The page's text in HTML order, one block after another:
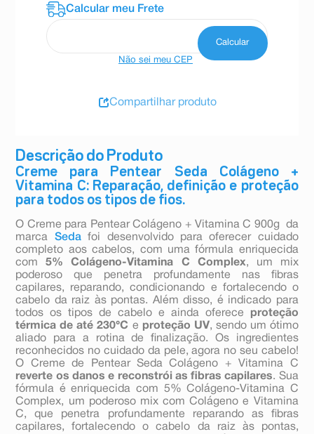
Descrição do Produto
Creme para Pentear Seda Colágeno +
Vitamina C: Reparação, definição e proteção
para todos os tipos de fios.
O Creme para Pentear Colágeno + Vitamina C 900g da
marca Sedafoi desenvolvido para oferecer cuidado
completo aos cabelos, com uma fórmula enriquecida
com5% Colágeno-Vitamina C Complex, um mix
poderoso que penetra profundamente nas fibras
capilares, reparando, condicionando e fortalecendo o
cabelo da raiz às pontas. Além disso, é indicado para
todos os tipos de cabelo e ainda oferece proteção
térmica de até 230°C e proteção UV, sendo um ótimo
aliado para a rotina de finalização. Os ingredientes
reconhecidos no cuidado da pele, agora no seu cabelo!
O Creme de Pentear Seda Colágeno + Vitamina C
reverte os danos e reconstrói as fibras capilares. Sua
fórmula é enriquecida com 5% Colágeno-Vitamina C
Complex, um poderoso mix com Colágeno e Vitamina
C, que penetra profundamente reparando as fibras
capilares, fortalecendo o cabelo da raiz às pontas,
Não sei meu CEP
Compartilhar produto